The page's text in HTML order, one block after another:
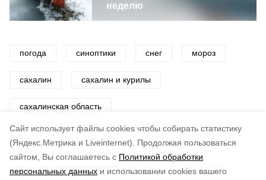
Cайт использует файлы cookies чтобы собирать статистику
(Яндекс.Метрика и Liveinternet).
Продолжая пользоваться
сайтом, Вы соглашаетесь с Политикой обработки
персональных данных и использовании cookies вашего
неделю
погода синоптики снег мороз
сахалин сахалин и курилы
сахалинская область
Авторы: Маргарита Реброва